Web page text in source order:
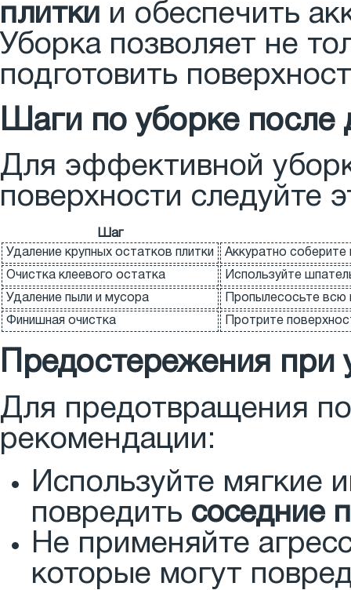
плитки и обеспечить
Уборка позволяет не
подготовить
Шаги по уборке после
Для эффективной
поверхности следуйте
Шаг
Удаление крупных остатков плитки
Аккуратно
Очистка клеевого остатка Используйте
Удаление пыли и мусора Пропылесосьте
Финишная очистка Протрите
Предостережения при
Для предотвращения
рекомендации:
Используйте мягкие
повредить соседние
Не применяйте
которые могут